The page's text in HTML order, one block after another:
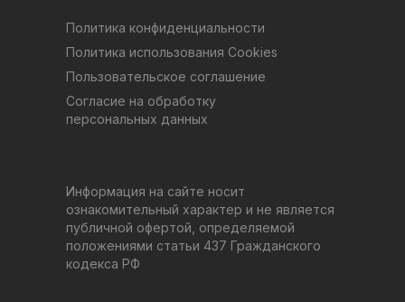
Информация на сайте носит
ознакомительный характер и не является
публичной офертой, определяемой
положениями статьи 437 Гражданского
кодекса РФ
Политика использования Cookies
Согласие на обработку
персональных данных
Пользовательское соглашение
Политика конфиденциальности